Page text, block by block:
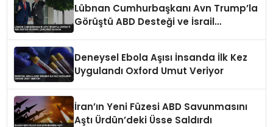
Lübnan Cumhurbaşkanı Avn Trump’la
Görüştü ABD Desteği ve İsrail
Deneysel Ebola Aşısı İnsanda İlk Kez
Uygulandı Oxford Umut Veriyor
İran’ın Yeni Füzesi ABD Savunmasını
Aştı Ürdün’deki Üsse Saldırdı